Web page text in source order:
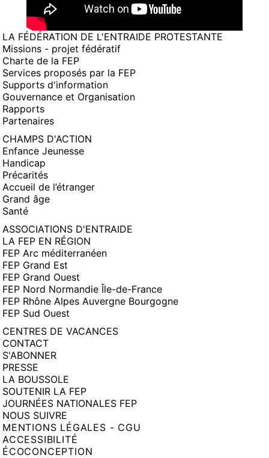
LA FÉDÉRATION DE L'ENTRAIDE PROTESTANTE
Missions - projet fédératif
Charte de la FEP
Services proposés par la FEP
Supports d'information
Gouvernance et Organisation
Rapports
Partenaires
CHAMPS D'ACTION
Enfance Jeunesse
Handicap
Précarités
Accueil de l’étranger
Grand âge
Santé
ASSOCIATIONS D'ENTRAIDE
LA FEP EN RÉGION
FEP Arc méditerranéen
FEP Grand Est
FEP Grand Ouest
FEP Nord Normandie Île-de-France
FEP Rhône Alpes Auvergne Bourgogne
FEP Sud Ouest
CENTRES DE VACANCES
CONTACT
S'ABONNER
PRESSE
LA BOUSSOLE
SOUTENIR LA FEP
JOURNÉES NATIONALES FEP
NOUS SUIVRE
MENTIONS LÉGALES - CGU
ACCESSIBILITÉ
ÉCOCONCEPTION